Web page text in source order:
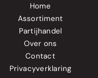
Home
Assortiment
Partijhandel
Over ons
Contact
Privacyverklaring